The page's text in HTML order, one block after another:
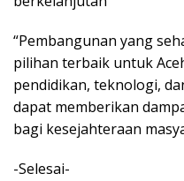
“Pembangunan yang
pilihan terbaik untuk
pendidikan, teknologi,
dapat memberikan
bagi kesejahteraan
-Selesai-